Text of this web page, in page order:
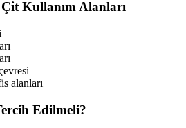
Kullanım Alanları
alanları
Edilmeli?